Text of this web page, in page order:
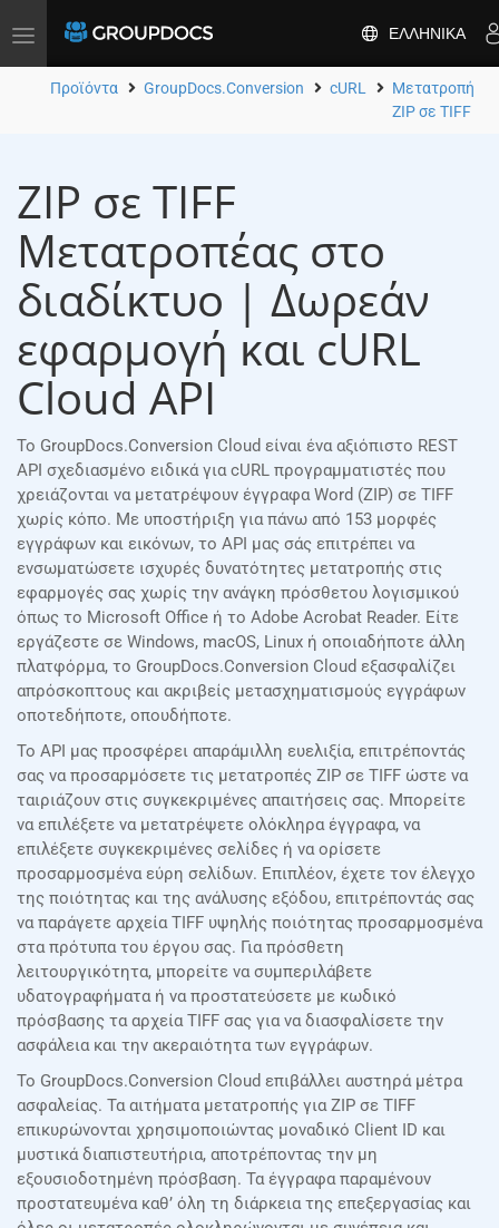
Toggle
ΕΛΛΗΝΙΚΆ
Προϊόντα GroupDocs.Conversion cURL
Μετατροπή
ZIP σε TIFF
ZIP σε TIFF
Μετατροπέας στο
διαδίκτυο | Δωρεάν
εφαρμογή και cURL
Cloud API
Το GroupDocs.Conversion Cloud είναι ένα αξιόπιστο REST
API σχεδιασμένο ειδικά για cURL προγραμματιστές που
χρειάζονται να μετατρέψουν έγγραφα Word (ZIP) σε TIFF
χωρίς κόπο. Με υποστήριξη για πάνω από 153 μορφές
εγγράφων και εικόνων, το API μας σάς επιτρέπει να
ενσωματώσετε ισχυρές δυνατότητες μετατροπής στις
εφαρμογές σας χωρίς την ανάγκη πρόσθετου λογισμικού
όπως το Microsoft Office ή το Adobe Acrobat Reader. Είτε
εργάζεστε σε Windows, macOS, Linux ή οποιαδήποτε άλλη
πλατφόρμα, το GroupDocs.Conversion Cloud εξασφαλίζει
απρόσκοπτους και ακριβείς μετασχηματισμούς εγγράφων
οποτεδήποτε, οπουδήποτε.
Το API μας προσφέρει απαράμιλλη ευελιξία, επιτρέποντάς
σας να προσαρμόσετε τις μετατροπές ZIP σε TIFF ώστε να
ταιριάζουν στις συγκεκριμένες απαιτήσεις σας. Μπορείτε
να επιλέξετε να μετατρέψετε ολόκληρα έγγραφα, να
επιλέξετε συγκεκριμένες σελίδες ή να ορίσετε
προσαρμοσμένα εύρη σελίδων. Επιπλέον, έχετε τον έλεγχο
της ποιότητας και της ανάλυσης εξόδου, επιτρέποντάς σας
να παράγετε αρχεία TIFF υψηλής ποιότητας προσαρμοσμένα
στα πρότυπα του έργου σας. Για πρόσθετη
λειτουργικότητα, μπορείτε να συμπεριλάβετε
υδατογραφήματα ή να προστατεύσετε με κωδικό
πρόσβασης τα αρχεία TIFF σας για να διασφαλίσετε την
ασφάλεια και την ακεραιότητα των εγγράφων.
Το GroupDocs.Conversion Cloud επιβάλλει αυστηρά μέτρα
ασφαλείας. Τα αιτήματα μετατροπής για ZIP σε TIFF
επικυρώνονται χρησιμοποιώντας μοναδικό Client ID και
μυστικά διαπιστευτήρια, αποτρέποντας την μη
εξουσιοδοτημένη πρόσβαση. Τα έγγραφα παραμένουν
προστατευμένα καθ’ όλη τη διάρκεια της επεξεργασίας και